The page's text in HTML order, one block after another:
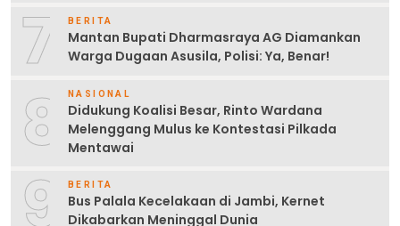
7 BERITA
Mantan Bupati Dharmasraya AG Diamankan
Warga Dugaan Asusila, Polisi: Ya, Benar!
8 NASIONAL
Didukung Koalisi Besar, Rinto Wardana
Melenggang Mulus ke Kontestasi Pilkada
Mentawai
9 BERITA
Bus Palala Kecelakaan di Jambi, Kernet
Dikabarkan Meninggal Dunia